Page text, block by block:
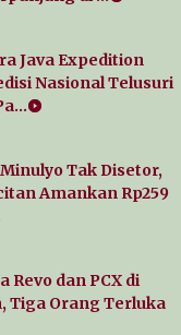
Java Expedition
Nasional Telusuri
Tak Disetor,
Amankan Rp259
Revo dan PCX di
Tiga Orang Terluka